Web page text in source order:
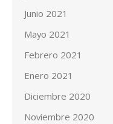
Junio 2021
Mayo 2021
Febrero 2021
Enero 2021
Diciembre 2020
Noviembre 2020